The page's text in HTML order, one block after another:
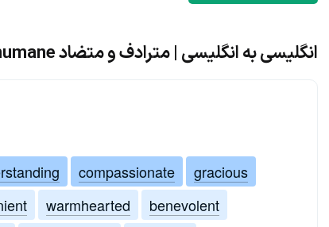
انگلیسی به انگلیسی | مترادف و متضاد humane
compassionate
gracious
warmhearted
benevolent